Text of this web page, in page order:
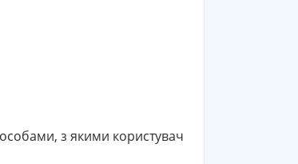
з якими користувач